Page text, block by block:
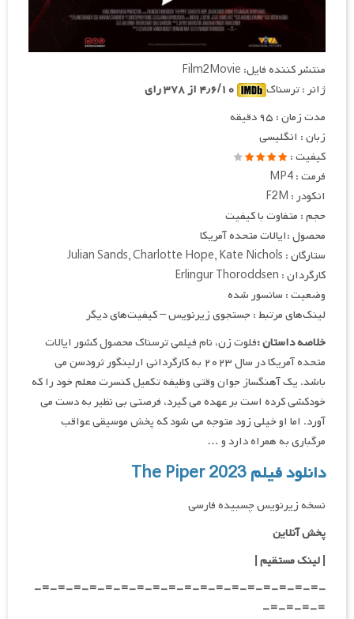
منتشر کننده فایل: Film2Movie
ژانر : ترسناک
مدت زمان : ۹۵ دقیقه
زبان : انگلیسی
کیفیت :
فرمت : MP4
انکودر : F2M
حجم : متفاوت با کیفیت
محصول :ایالات متحده آمریکا
ستارگان : Julian Sands, Charlotte Hope, Kate Nichols
کارگردان : Erlingur Thoroddsen
وضعیت : سانسور شده
لینک‌های مرتبط : جستجوی زیرنویس – کیفیت‌های دیگر
خلاصه داستان :فلوت زن، نام فیلمی ترسناک محصول کشور ایالات
متحده آمریکا در سال ۲۰۲۳ به کارگردانی ارلینگور ثرودسن می
باشد. یک آهنگساز جوان وقتی وظیفه تکمیل کنسرت معلم خود را که
خودکشی کرده است بر عهده می گیرد، فرصتی بی نظیر به دست می
آورد. اما او خیلی زود متوجه می شود که پخش موسیقی عواقب
مرگباری به همراه دارد و …
دانلود فیلم The Piper 2023
نسخه زیرنویس چسبیده فارسی
پخش آنلاین
| لینک مستقیم|
-=-=-=-=-=-=-=-=-=-=-=-=-=-=-=-=-=-=-
=-=-=-=-